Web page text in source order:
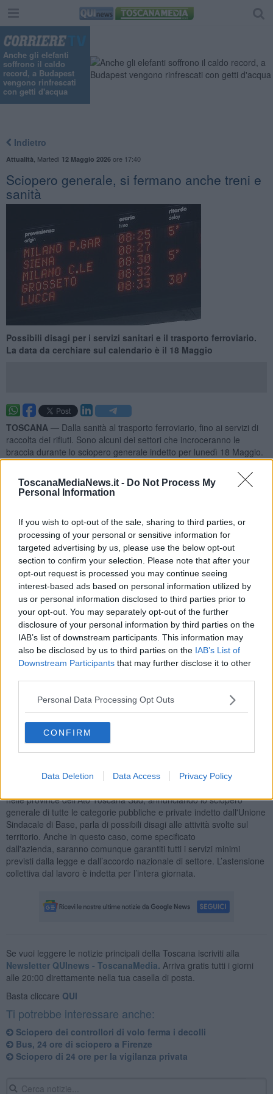
ToscanaMediaNews.it - Do Not Process My
Personal Information
If you wish to opt-out of the sale, sharing to third parties, or
processing of your personal or sensitive information for
targeted advertising by us, please use the below opt-out
section to confirm your selection. Please note that after your
opt-out request is processed you may continue seeing
interest-based ads based on personal information utilized by
us or personal information disclosed to third parties prior to
your opt-out. You may separately opt-out of the further
disclosure of your personal information by third parties on the
IAB’s list of downstream participants. This information may
also be disclosed by us to third parties on the IAB’s List of
Downstream Participants that may further disclose it to other
Personal Data Processing Opt Outs
CONFIRM
Data Deletion Data Access Privacy Policy
Anche gli elefanti
soffrono il caldo
record, a Budapest
vengono rinfrescati
con getti d'acqua
Indietro
Attualità Martedì 12 Maggio 2026ore 17:40
Sciopero generale, si fermano anche treni e
sanità
Possibili disagi per i servizi sanitari e il trasporto ferroviario.
La data da cerchiare sul calendario è il 18 Maggio
TOSCANA — Dalla sanità al trasporto ferroviario, fino ai servizi di
raccolta dei rifiuti. Sono alcuni dei settori che incroceranno le
braccia durante lo sciopero generale indetto per lunedì 18 Maggio.
plurisettoriale di vari comparti del pubblico impiego, compreso
personale medico e non medico delle strutture sanitarie pubbliche
Usi.
L'Asl nord ovest annuncia possibili disagi nell’erogazione dei servizi
sanitari(esami, ambulatori ecc) eamministrativi(prenotazione
esami, accettazione ecc) sia a livello territoriale che ospedaliero ma
ricorda che, come previsto dalla normativa vigente, saranno
garantiti tutti iservizi minimi essenziali.
Tra questi servizi figurano il pronto soccorso e i servizi afferenti
legati a problematiche non-differibili della salute dei cittadini
ricoverati, servizi di assistenza domiciliare; attività di prevenzione
termoidrauliche e impianti tecnologici.
Lunedì 18 Maggio sarà anche sciopero nazionale del
ferroviario.In questo caso la mobilitazione, che coinvolgerà
il personale del Gruppo FS Italiane, Italo e Trenord, scatterà alle 21
di domenica 17 e cesserà 24 ore dopo con possibili modifiche al
servizio, anche prima dell’inizio e dopo la sua conclusione.
nelle province dell'Ato Toscana Sud, annunciando lo sciopero
generale di tutte le categorie pubbliche e private indetto dall'Unione
Sindacale di Base, parla di possibili disagi alle attività svolte sul
territorio. Anche in questo caso, come specificato
dall'azienda, saranno comunque garantiti tutti i servizi minimi
previsti dalla legge e dall’accordo nazionale di settore. L’astensione
collettiva dal lavoro è indetta per l’intera giornata.
Se vuoi leggere le notizie principali della Toscana iscriviti alla
Newsletter QUInews - ToscanaMedia. Arriva gratis tutti i giorni
alle 20:00 direttamente nella tua casella di posta.
Basta cliccare QUI
Ti potrebbe interessare anche:
Sciopero dei controllori di volo ferma i decolli
Bus, 24 ore di sciopero a Firenze
Sciopero di 24 ore per la vigilanza privata